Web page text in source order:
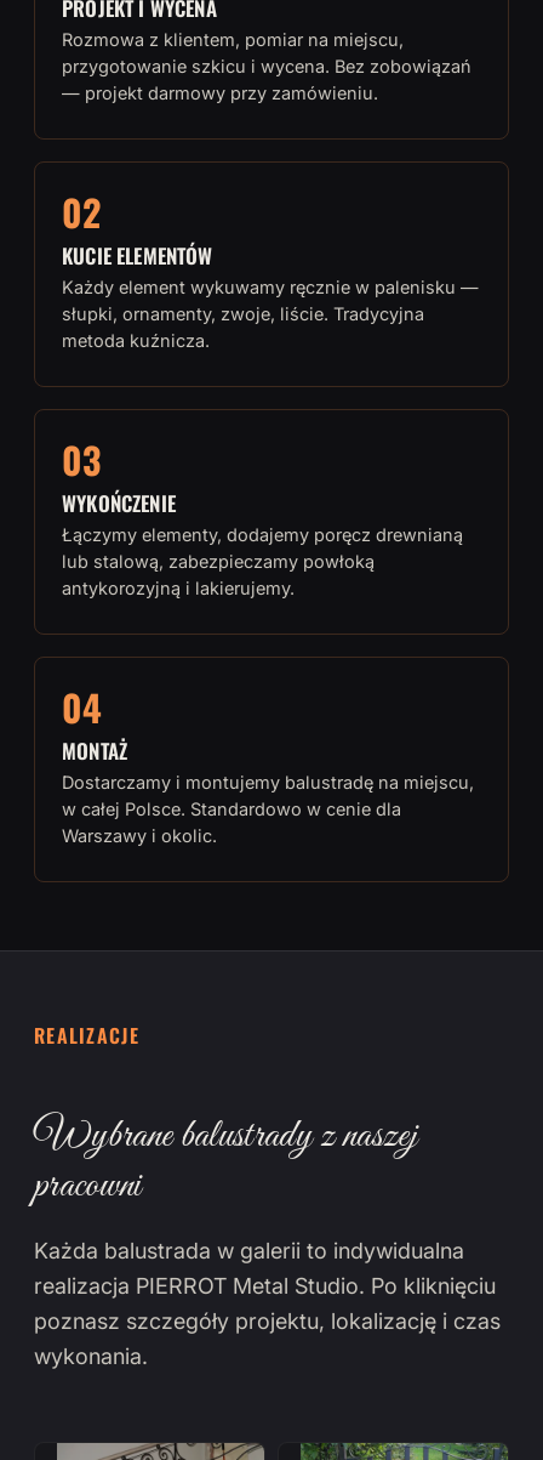
PROJEKT I WYCENA
Rozmowa z klientem, pomiar na miejscu,
przygotowanie szkicu i wycena. Bez zobowiązań
— projekt darmowy przy zamówieniu.
02
KUCIE ELEMENTÓW
Każdy element wykuwamy ręcznie w palenisku —
słupki, ornamenty, zwoje, liście. Tradycyjna
metoda kuźnicza.
03
WYKOŃCZENIE
Łączymy elementy, dodajemy poręcz drewnianą
lub stalową, zabezpieczamy powłoką
antykorozyjną i lakierujemy.
04
MONTAŻ
Dostarczamy i montujemy balustradę na miejscu,
w całej Polsce. Standardowo w cenie dla
Warszawy i okolic.
REALIZACJE
Wybrane balustrady z naszej
pracowni
Każda balustrada w galerii to indywidualna
realizacja PIERROT Metal Studio. Po kliknięciu
poznasz szczegóły projektu, lokalizację i czas
wykonania.